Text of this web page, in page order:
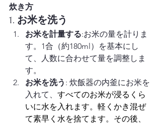
炊き方
1. お米を洗う
お米を計量する:お米の量を計りま
す。1合（約180ml）を基本にし
て、人数に合わせて量を調整しま
す。
お米を洗う : 炊飯器の内釜にお米を
入れて、 すべてのお米が浸るくら
いに水を入れます。軽くかき混ぜ
て素早く水を捨てます。その後、